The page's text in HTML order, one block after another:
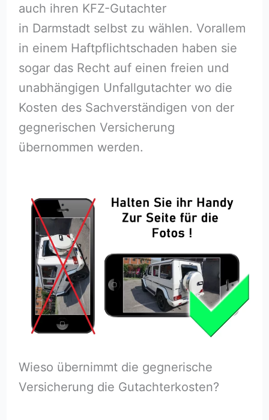
auch ihren KFZ-Gutachter
in Darmstadt selbst zu wählen. Vorallem
in einem Haftpflichtschaden haben sie
sogar das Recht auf einen freien und
unabhängigen Unfallgutachter wo die
Kosten des Sachverständigen von der
gegnerischen Versicherung
übernommen werden.
Wieso übernimmt die gegnerische
Versicherung die Gutachterkosten?